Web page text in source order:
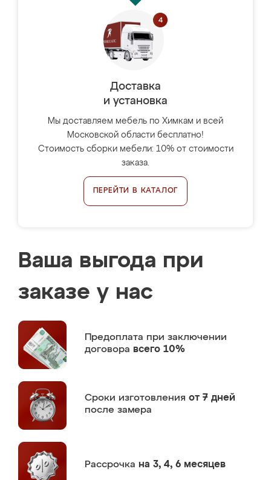
Доставка
и установка
Мы доставляем мебель по Химкам и всей
Московской области бесплатно!
Стоимость сборки мебели: 10% от стоимости
заказа.
ПЕРЕЙТИ В КАТАЛОГ
Ваша выгода при
заказе у нас
Предоплата при заключении
договора всего 10%
Сроки изготовления от 7 дней
после замера
Рассрочка на 3, 4, 6 месяцев